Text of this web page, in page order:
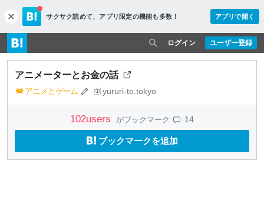
c
l
o
s
e
サクサク読めて、 アプリ限定の機能も多数！ アプリで開く
ユーザー登録
ログイン
アニメーターとお金の話
アニメとゲーム yururi-to.tokyo
102users がブックマーク 14
ブックマークを追加